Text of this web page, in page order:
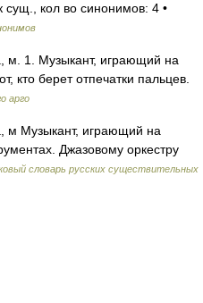
сущ., кол во синонимов: 4 •
1. Музыкант, играющий на
кто берет отпечатки пальцев.
арго
Музыкант, играющий на
Джазовому оркестру
словарь русских существительных